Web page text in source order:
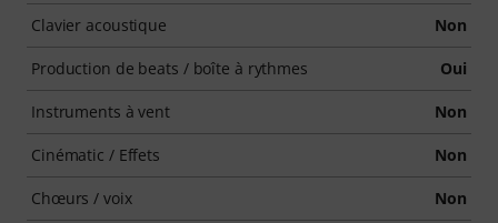
Clavier acoustique Non
Production de beats / boîte à rythmes Oui
Instruments à vent Non
Cinématic / Effets Non
Chœurs / voix Non